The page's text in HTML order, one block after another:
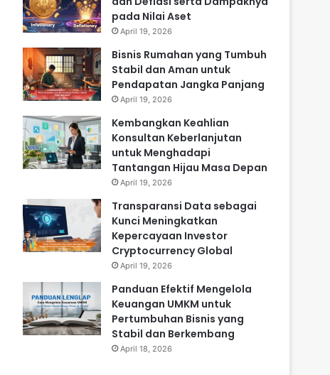
pada Nilai Aset
April 19, 2026
Bisnis Rumahan yang Tumbuh
Stabil dan Aman untuk
Pendapatan Jangka Panjang
April 19, 2026
Kembangkan Keahlian
Konsultan Keberlanjutan
untuk Menghadapi
Tantangan Hijau Masa Depan
April 19, 2026
Transparansi Data sebagai
Kunci Meningkatkan
Kepercayaan Investor
Cryptocurrency Global
April 19, 2026
Panduan Efektif Mengelola
Keuangan UMKM untuk
Pertumbuhan Bisnis yang
Stabil dan Berkembang
April 18, 2026